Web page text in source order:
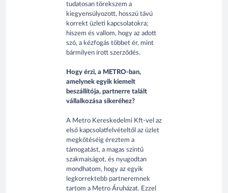
tudatosan törekszem a
kiegyensúlyozott, hosszú távú
korrekt üzleti kapcsolatokra;
hiszem és vallom, hogy az adott
szó, a kézfogás többet ér, mint
bármilyen írott szerződés.
Hogy érzi, a METRO-ban,
amelynek egyik kiemelt
beszállítója, partnerre talált
vállalkozása sikeréhez?
A Metro Kereskedelmi Kft-vel az
első kapcsolatfelvételtől az üzlet
megkötéséig éreztem a
támogatást, a magas szintű
szakmaiságot, és nyugodtan
mondhatom, hogy az egyik
legkorrektebb partneremnek
tartom a Metro Áruházat. Ezzel